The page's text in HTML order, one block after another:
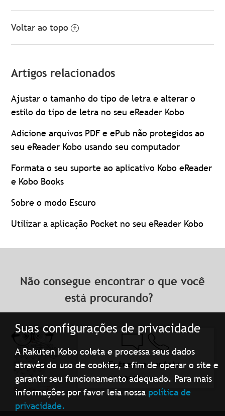
Suas configurações de privacidade
A Rakuten Kobo coleta e processa seus dados
através do uso de cookies, a fim de operar o site e
garantir seu funcionamento adequado. Para mais
informações por favor leia nossa política de
privacidade.
Voltar ao topo
Artigos relacionados
Ajustar o tamanho do tipo de letra e alterar o
estilo do tipo de letra no seu eReader Kobo
Adicione arquivos PDF e ePub não protegidos ao
seu eReader Kobo usando seu computador
Formata o seu suporte ao aplicativo Kobo eReader
e Kobo Books
Sobre o modo Escuro
Utilizar a aplicação Pocket no seu eReader Kobo
Não consegue encontrar o que você
está procurando?
Entre em contato
conosco